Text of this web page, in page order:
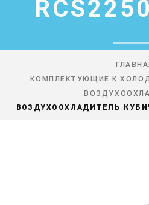
КОМПЛЕКТУЮЩИЕ К
ВОЗДУХООХЛАДИТЕЛЬ